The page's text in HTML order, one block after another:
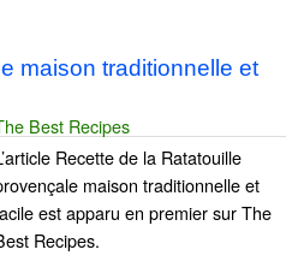
maison traditionnelle et
Best Recipes
Recette de la Ratatouille
maison traditionnelle et
est apparu en premier sur The
Recipes.